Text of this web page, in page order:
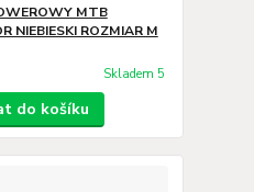
MTB
NIEBIESKI ROZMIAR M
Skladem 5
do košíku